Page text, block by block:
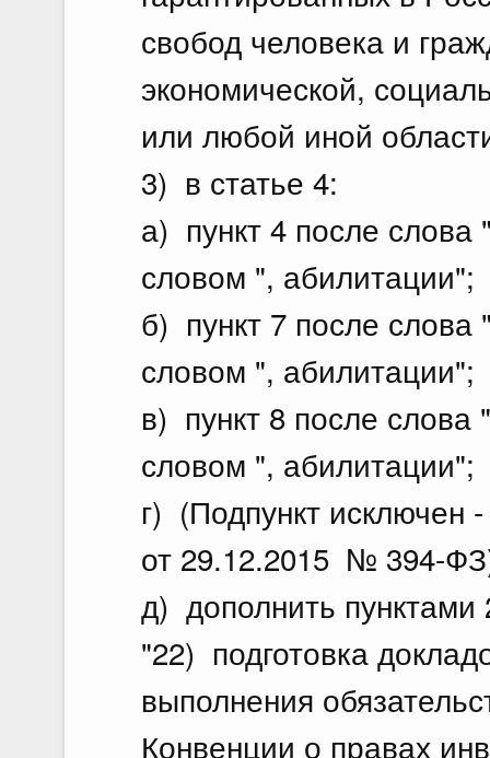
свобод человека и
экономической,
или любой иной
3) в статье 4:
а) пункт 4 после
словом ", абилитации";
б) пункт 7 после
словом ", абилитации";
в) пункт 8 после
словом ", абилитации";
г) (Подпункт исключен
от 29.12.2015 № 394-
д) дополнить
"22) подготовка
выполнения
Конвенции о правах